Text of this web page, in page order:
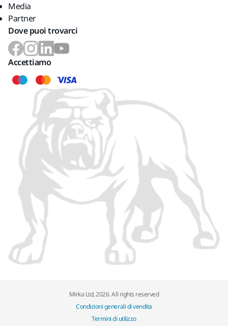
Media
Partner
Dove puoi trovarci
Accettiamo
Mirka Ltd, 2026. All rights reserved
Condizioni generali di vendita
Termini di utilizzo